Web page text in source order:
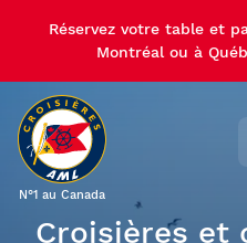
Réservez votre table et
Montréal ou à
Réservez votre table et
Montréal ou à
N°1 au Canada
Croisières et